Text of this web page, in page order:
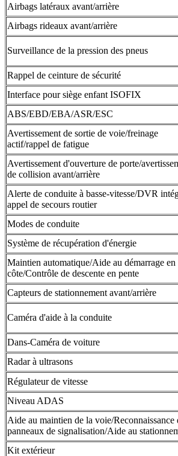
Airbags latéraux avant/arrière
Airbags rideaux avant/arrière
Surveillance de la pression des pneus
Rappel de ceinture de sécurité
Interface pour siège enfant ISOFIX
ABS/EBD/EBA/ASR/ESC
Avertissement de sortie de voie/freinage
actif/rappel de fatigue
Avertissement d'ouverture de porte/
de collision avant/arrière
Alerte de conduite à basse-vitesse/DVR
appel de secours routier
Modes de conduite
Système de récupération d'énergie
Maintien automatique/Aide au démarrage en
côte/Contrôle de descente en pente
Capteurs de stationnement avant/arrière
Caméra d'aide à la conduite
Dans-Caméra de voiture
Radar à ultrasons
Régulateur de vitesse
Niveau ADAS
Aide au maintien de la voie/Reconnaissance
panneaux de signalisation/Aide au
Kit extérieur